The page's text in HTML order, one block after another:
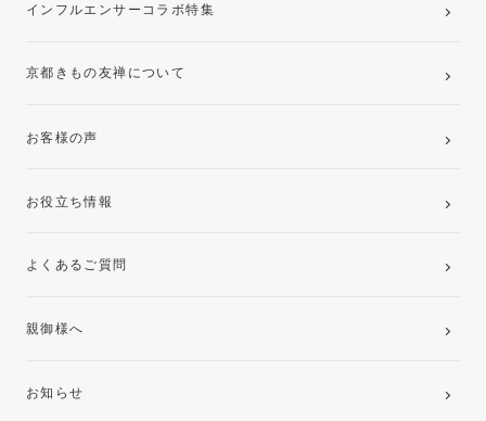
インフルエンサーコラボ特集
京都きもの友禅について
お客様の声
お役立ち情報
よくあるご質問
親御様へ
お知らせ